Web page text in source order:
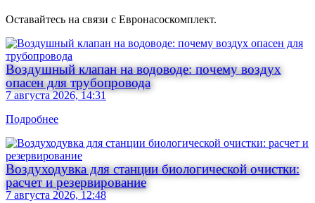
Оставайтесь на связи с Евронасоскомплект.
Воздушный клапан на водоводе: почему воздух
опасен для трубопровода
7 августа 2026, 14:31
Подробнее
Воздуходувка для станции биологической очистки:
расчет и резервирование
7 августа 2026, 12:48